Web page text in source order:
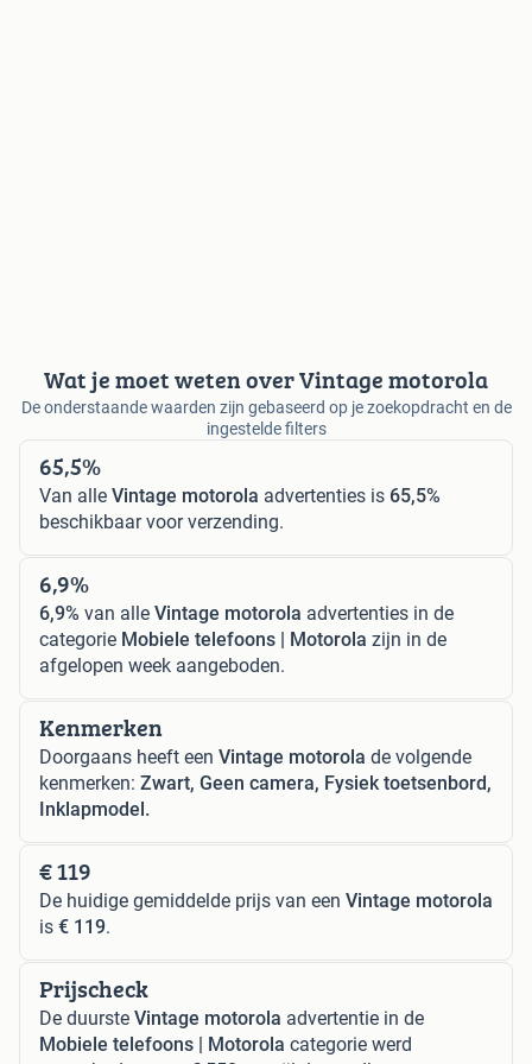
Wat je moet weten over Vintage motorola
De onderstaande waarden zijn gebaseerd op je zoekopdracht en de
ingestelde filters
65,5%
Van alle Vintage motorola advertenties is 65,5%
beschikbaar voor verzending.
6,9%
6,9% van alle Vintage motorola advertenties in de
categorie Mobiele telefoons | Motorola zijn in de
afgelopen week aangeboden.
Kenmerken
Doorgaans heeft een Vintage motorola de volgende
kenmerken: Zwart, Geen camera, Fysiek toetsenbord,
Inklapmodel.
€ 119
De huidige gemiddelde prijs van een Vintage motorola
is € 119.
Prijscheck
De duurste Vintage motorola advertentie in de
Mobiele telefoons | Motorola categorie werd